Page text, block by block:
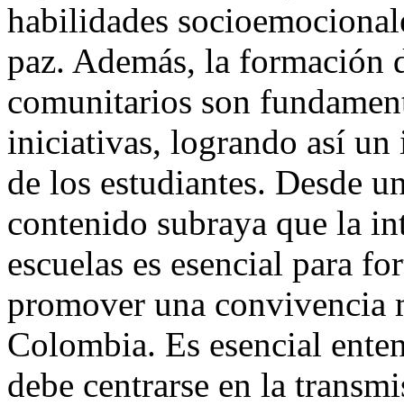
habilidades
paz. Además, la formación
comunitarios son
iniciativas, logrando así un
de los estudiantes. Desde
contenido subraya que la
escuelas es esencial para
promover una convivencia
Colombia. Es esencial
debe centrarse en la